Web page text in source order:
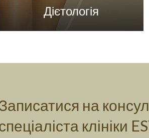
Дієтологія
на
клініки